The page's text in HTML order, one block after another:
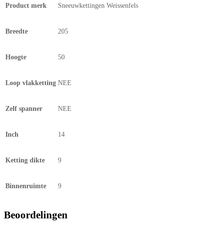
Product merk Sneeuwkettingen Weissenfels
Breedte 205
Hoogte 50
Loop vlakketting NEE
Zelf spanner NEE
Inch 14
Ketting dikte 9
Binnenruimte 9
Beoordelingen